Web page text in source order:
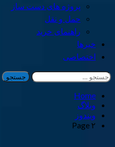
پروژه های دست ساز
حمل و نقل
راهنمای خرید
خبرها
اختصاصی
جستجو
برای:
Home
وبلاگ
ویندوز
Page ۲